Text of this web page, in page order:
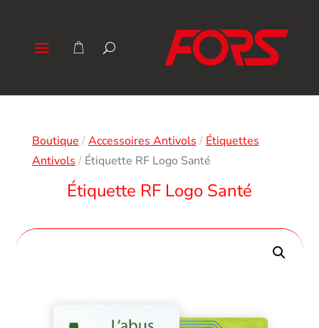
Boutique /Accessoires Antivols / Étiquettes
Antivols / Étiquette RF Logo Santé
Étiquette RF Logo Santé